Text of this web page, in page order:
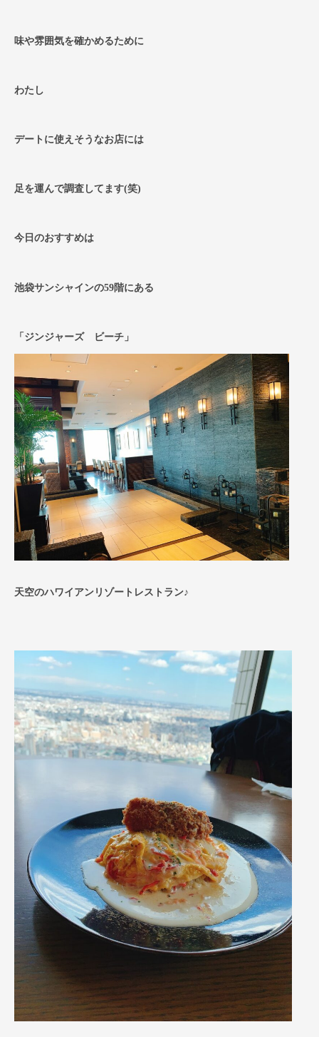
味や雰囲気を確かめるために
わたし
デートに使えそうなお店には
足を運んで調査してます(笑)
今日のおすすめは
池袋サンシャインの59階にある
「ジンジャーズ ビーチ」
天空のハワイアンリゾートレストラン♪